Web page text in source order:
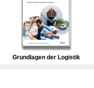
Grundlagen der Logistik